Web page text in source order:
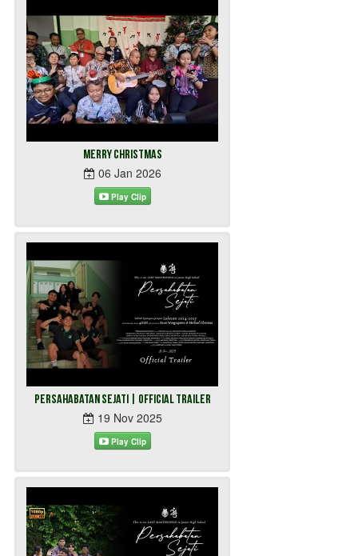
Merry Christmas
06 Jan 2026
Play Clip
Persahabatan Sejati | Official Trailer
19 Nov 2025
Play Clip